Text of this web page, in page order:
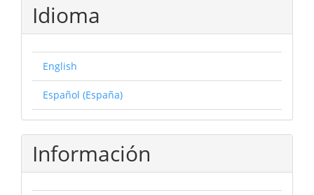
Idioma
English
Español (España)
Información